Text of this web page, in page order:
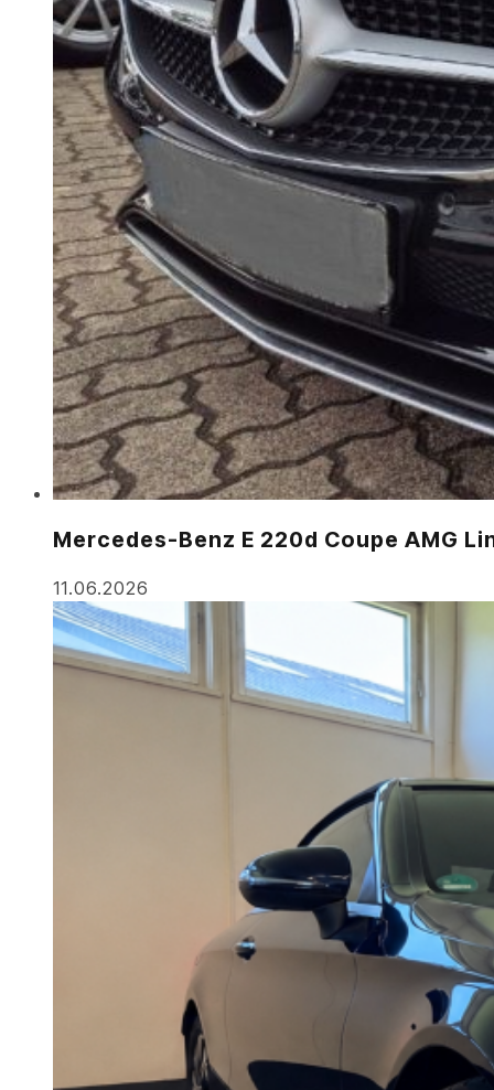
Mercedes-Benz E 220d Coupe AMG
11.06.2026